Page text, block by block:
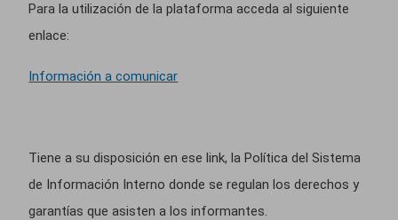
Para la utilización de la plataforma acceda al siguiente
enlace:
Información a comunicar
Tiene a su disposición en ese link, la Política del Sistema
de Información Interno donde se regulan los derechos y
garantías que asisten a los informantes.